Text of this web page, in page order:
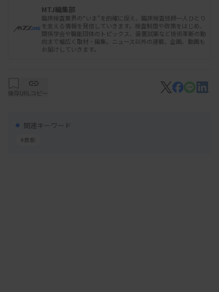
受賞者と受賞理由は次の通り（敬称略）。▽西岡
光昭（山口大学医学部附属病院検査部）＝遺伝子関
連検査の研究・技術開発ならびに人材育成▽雨宮健
藤良一（東京医科歯科大学大学院医歯学総合研究
MTJ編集部
臨床検査業界の“いま”を的確に捉え、臨床検査技師一人ひとり
を支える情報を発信していきます。検査制度や政策をはじめ、
関係学会や職能団体のトピックス、装置試薬など技術革新の動
向まで幅広く取材・編集。ニュース以外の連載、企画、動画も
お届けしていきます。
保存URLコピー
関連キーワード
#表彰